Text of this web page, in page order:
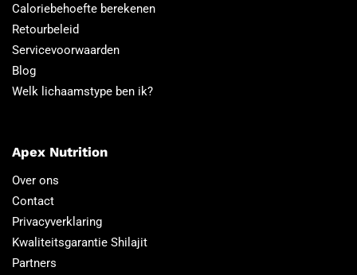
Caloriebehoefte berekenen
Retourbeleid
Servicevoorwaarden
Blog
Welk lichaamstype ben ik?
Apex Nutrition
Over ons
Contact
Privacyverklaring
Kwaliteitsgarantie Shilajit
Partners